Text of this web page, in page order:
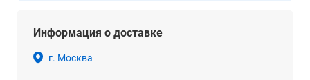
Информация о доставке
г. Москва